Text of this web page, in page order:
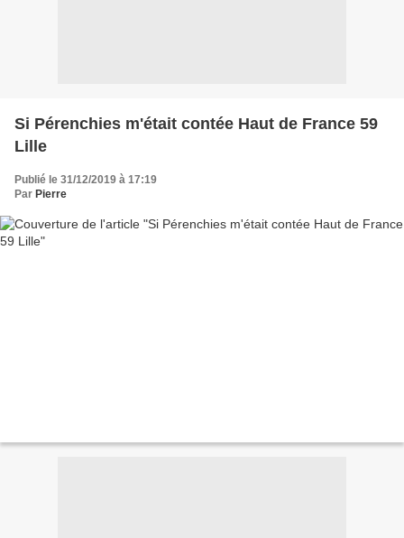
Si Pérenchies m'était contée Haut de France 59
Lille
Publié le 31/12/2019 à 17:19
Par Pierre